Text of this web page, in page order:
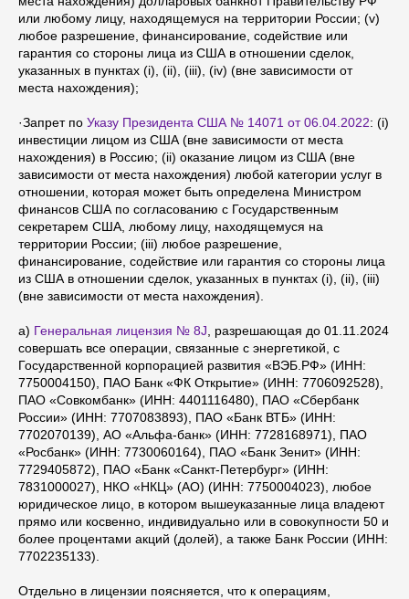
или любому лицу, находящемуся на территории России; (v)
любое разрешение, финансирование, содействие или
гарантия со стороны лица из США в отношении сделок,
указанных в пунктах (i), (ii), (iii), (iv) (вне зависимости от
места нахождения);
·Запрет по Указу Президента США № 14071 от 06.04.2022: (i)
инвестиции лицом из США (вне зависимости от места
нахождения) в Россию; (ii) оказание лицом из США (вне
зависимости от места нахождения) любой категории услуг в
отношении, которая может быть определена Министром
финансов США по согласованию с Государственным
секретарем США, любому лицу, находящемуся на
территории России; (iii) любое разрешение,
финансирование, содействие или гарантия со стороны лица
из США в отношении сделок, указанных в пунктах (i), (ii), (iii)
(вне зависимости от места нахождения).
a) Генеральная лицензия № 8J , разрешающая до 01.11.2024
совершать все операции, связанные с энергетикой, с
Государственной корпорацией развития «ВЭБ.РФ» (ИНН:
7750004150), ПАО Банк «ФК Открытие» (ИНН: 7706092528),
ПАО «Совкомбанк» (ИНН: 4401116480), ПАО «Сбербанк
России» (ИНН: 7707083893), ПАО «Банк ВТБ» (ИНН:
7702070139), АО «Альфа-банк» (ИНН: 7728168971), ПАО
«Росбанк» (ИНН: 7730060164), ПАО «Банк Зенит» (ИНН:
7729405872), ПАО «Банк «Санкт-Петербург» (ИНН:
7831000027), НКО «НКЦ» (АО) (ИНН: 7750004023), любое
юридическое лицо, в котором вышеуказанные лица владеют
прямо или косвенно, индивидуально или в совокупности 50 и
более процентами акций (долей), а также Банк России (ИНН:
7702235133).
Отдельно в лицензии поясняется, что к операциям,